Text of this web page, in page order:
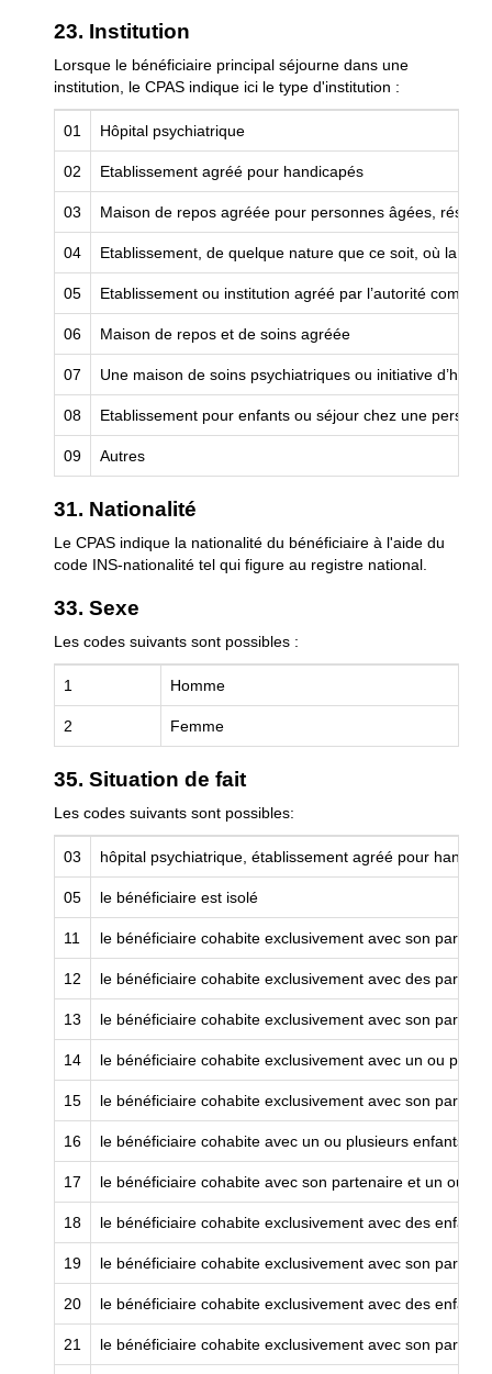
23. Institution
Lorsque le bénéficiaire principal séjourne dans une
institution, le CPAS indique ici le type d'institution :
01 Hôpital psychiatrique
02 Etablissement agréé pour handicapés
03 Maison de repos agréée pour personnes âgées,
04 Etablissement, de quelque nature que ce soit, où la
05 Etablissement ou institution agréé par l’autorité
06 Maison de repos et de soins agréée
07 Une maison de soins psychiatriques ou initiative
08 Etablissement pour enfants ou séjour chez une
09 Autres
31. Nationalité
Le CPAS indique la nationalité du bénéficiaire à l'aide du
code INS-nationalité tel qui figure au registre national.
33. Sexe
Les codes suivants sont possibles :
1 Homme
2 Femme
35. Situation de fait
Les codes suivants sont possibles:
03 hôpital psychiatrique, établissement agréé pour
05 le bénéficiaire est isolé
11 le bénéficiaire cohabite exclusivement avec son
12 le bénéficiaire cohabite exclusivement avec des
13 le bénéficiaire cohabite exclusivement avec son
14 le bénéficiaire cohabite exclusivement avec un ou
15 le bénéficiaire cohabite exclusivement avec son
16 le bénéficiaire cohabite avec un ou plusieurs enfants
17 le bénéficiaire cohabite avec son partenaire et un ou
18 le bénéficiaire cohabite exclusivement avec des enfants
19 le bénéficiaire cohabite exclusivement avec son
20 le bénéficiaire cohabite exclusivement avec des
21 le bénéficiaire cohabite exclusivement avec son